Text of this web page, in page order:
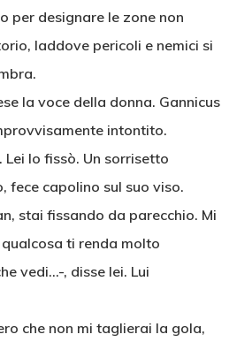
per designare le zone non
laddove pericoli e nemici si
la voce della donna. Gannicus
intontito.
Lei lo fissò. Un sorrisetto
fece capolino sul suo viso.
stai fissando da parecchio. Mi
ti renda molto
vedi…-, disse lei. Lui
che non mi taglierai la gola,